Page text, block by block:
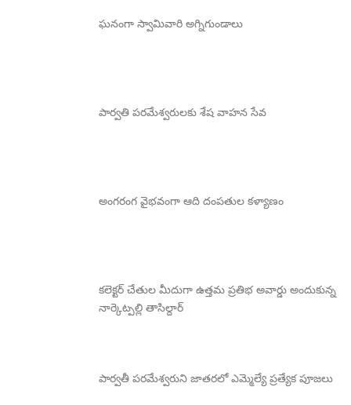
ఘనంగా స్వామివారి అగ్నిగుండాలు
పార్వతి పరమేశ్వరులకు శేష వాహన సేవ
అంగరంగ వైభవంగా ఆది దంపతుల కళ్యాణం
కలెక్టర్ చేతుల మీదుగా ఉత్తమ ప్రతిభ అవార్డు అందుకున్న
నార్కెట్పల్లి తాసిల్దార్
పార్వతీ పరమేశ్వరుని జాతరలో ఎమ్మెల్యే ప్రత్యేక పూజలు